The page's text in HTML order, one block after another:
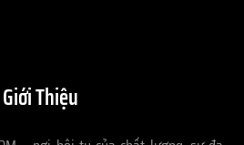
Giới Thiệu